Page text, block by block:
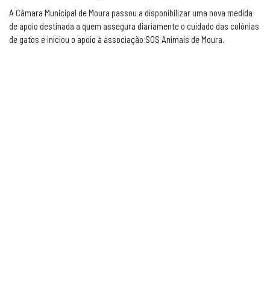
A Câmara Municipal de Moura passou a disponibilizar uma nova medida
de apoio destinada a quem assegura diariamente o cuidado das colónias
de gatos e iniciou o apoio à associação SOS Animais de Moura.